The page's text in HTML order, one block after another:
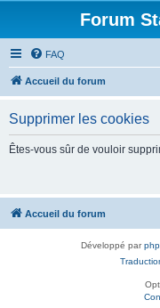
Forum
FAQ
Accueil du forum
Supprimer les cookies
Êtes-vous sûr de vouloir
Accueil du forum
Développé par